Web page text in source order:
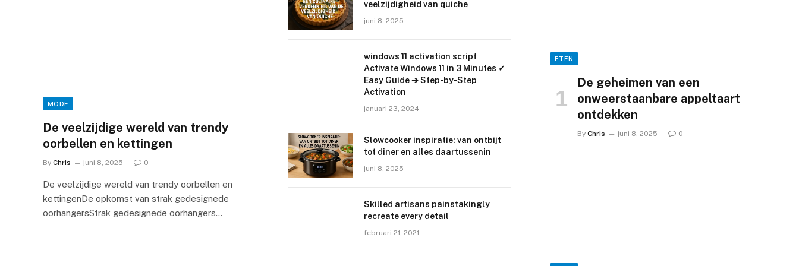
MODE
De veelzijdige wereld van trendy
oorbellen en kettingen
By Chris juni 8, 2025 0
De veelzijdige wereld van trendy oorbellen en
kettingenDe opkomst van strak gedesignede
oorhangersStrak gedesignede oorhangers…
veelzijdigheid van quiche
juni 8, 2025
windows 11 activation script
Activate Windows 11 in 3 Minutes ✓
Easy Guide ➔ Step-by-Step
Activation
januari 23, 2024
Slowcooker inspiratie: van ontbijt
tot diner en alles daartussenin
juni 8, 2025
Skilled artisans painstakingly
recreate every detail
februari 21, 2021
ETEN
De geheimen van een
onweerstaanbare appeltaart
ontdekken
By Chris juni 8, 2025 0